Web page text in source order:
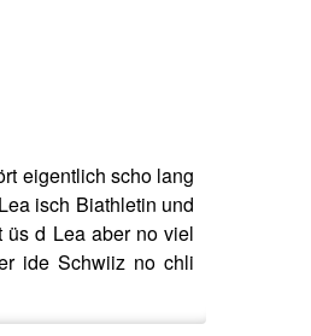
eigentlich scho lang
isch Biathletin und
üs d Lea aber no viel
ide Schwiiz no chli